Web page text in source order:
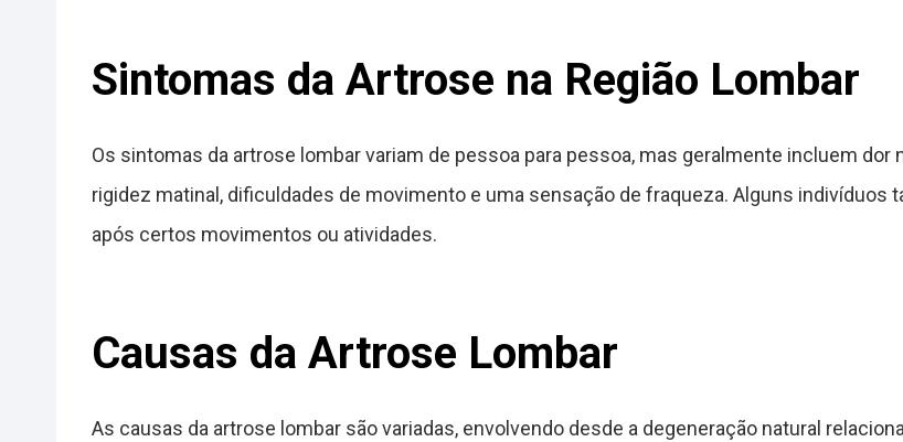
Sintomas da Artrose na Região Lombar
Os sintomas da artrose lombar variam de pessoa para pessoa, mas geralmente incluem dor
rigidez matinal, dificuldades de movimento e uma sensação de fraqueza. Alguns indivíduos
após certos movimentos ou atividades.
Causas da Artrose Lombar
As causas da artrose lombar são variadas, envolvendo desde a degeneração natural